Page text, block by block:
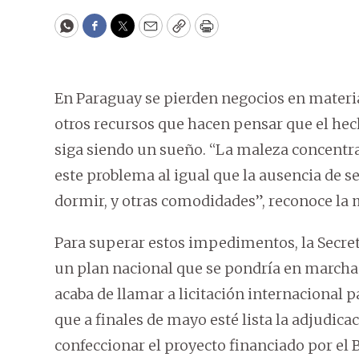
WhatsApp
Facebook
Twitter
EmailCopyPrint
En Paraguay se pierden negocios en
otros recursos que hacen pensar que el
siga siendo un sueño. “La maleza
este problema al igual que la ausencia de
dormir, y otras comodidades”, reconoce
Para superar estos impedimentos, la
un plan nacional que se pondría en
acaba de llamar a licitación internacional
que a finales de mayo esté lista la
confeccionar el proyecto financiado por el